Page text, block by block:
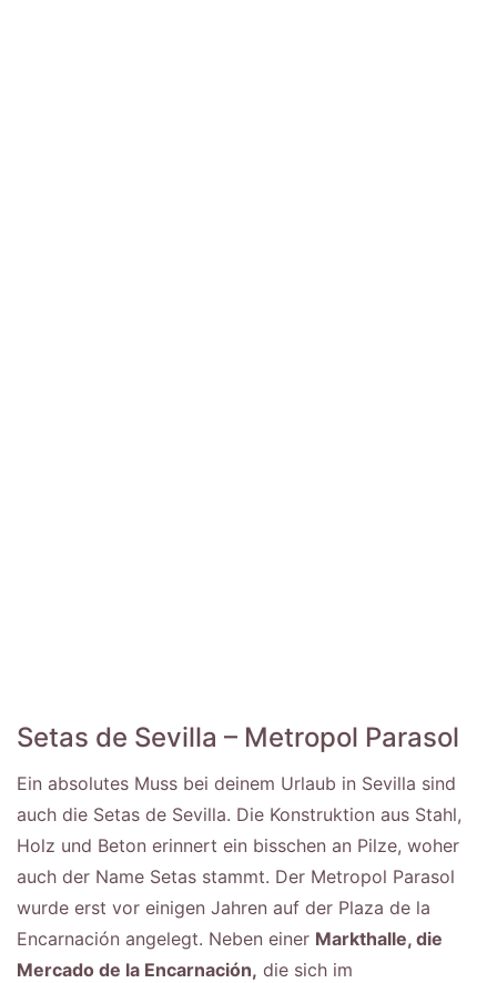
Setas de Sevilla – Metropol Parasol
Ein absolutes Muss bei deinem Urlaub in Sevilla sind
auch die Setas de Sevilla. Die Konstruktion aus Stahl,
Holz und Beton erinnert ein bisschen an Pilze, woher
auch der Name Setas stammt. Der Metropol Parasol
wurde erst vor einigen Jahren auf der Plaza de la
Encarnación angelegt. Neben einer Markthalle, die
Mercado de la Encarnación, die sich im